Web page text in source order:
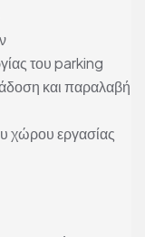
του parking
και παραλαβή
χώρου εργασίας